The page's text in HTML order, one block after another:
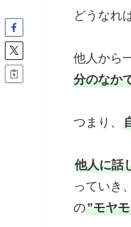
どうなれ
他人から
分のなか
つまり、
他人に話
っていき
の”モヤ